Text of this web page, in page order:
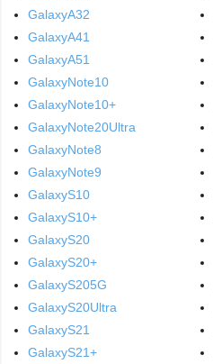
GalaxyA32
GalaxyA41
GalaxyA51
GalaxyNote10
GalaxyNote10+
GalaxyNote20Ultra
GalaxyNote8
GalaxyNote9
GalaxyS10
GalaxyS10+
GalaxyS20
GalaxyS20+
GalaxyS205G
GalaxyS20Ultra
GalaxyS21
GalaxyS21+